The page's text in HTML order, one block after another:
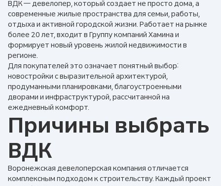
ВДК — девелопер, который создает не просто дома, а
современные жилые пространства для семьи, работы,
отдыха и активной городской жизни. Работает на рынке
более 20 лет, входит в Группу компаний Хамина и
формирует новый уровень жилой недвижимости в
регионе.
Для покупателей это означает понятный выбор:
новостройки с выразительной архитектурой,
продуманными планировками, благоустроенными
дворами и инфраструктурой, рассчитанной на
ежедневный комфорт.
Причины выбрать
ВДК
Воронежская девелоперская компания отличается
комплексным подходом к строительству. Каждый проект